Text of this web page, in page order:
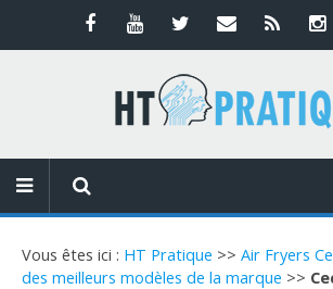
Vous êtes ici : HT Pratique >> Air Fryers
des meilleurs modèles de la marque >>